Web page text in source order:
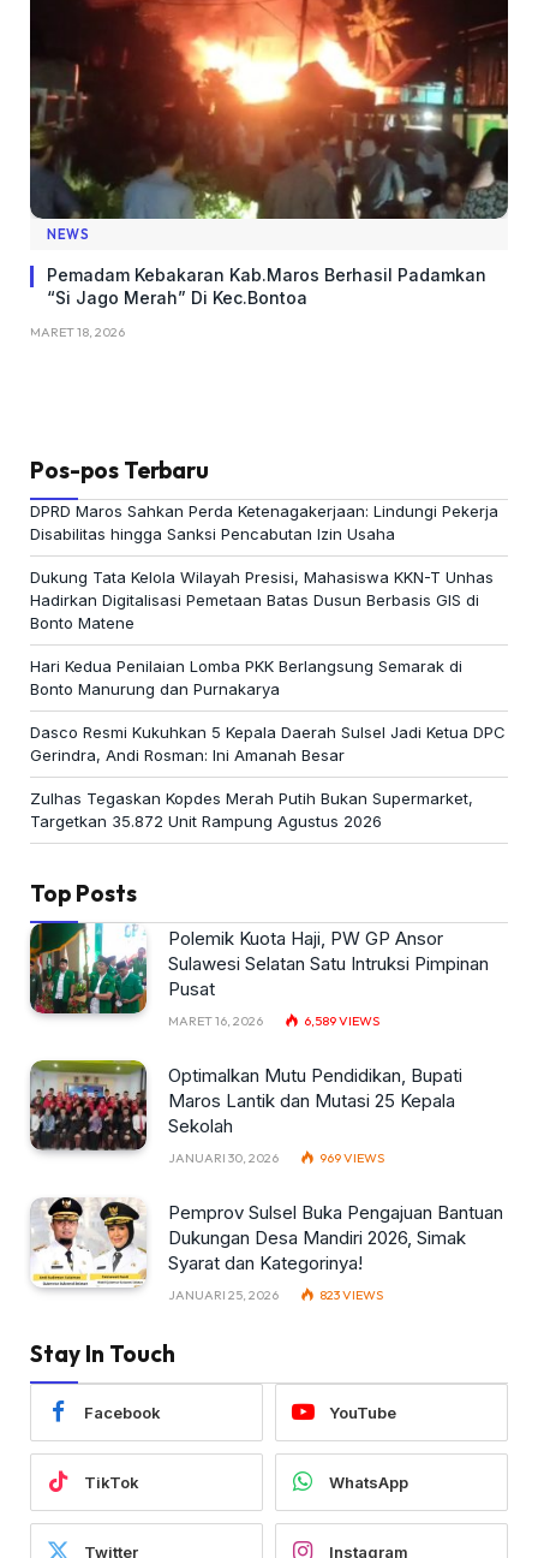
NEWS
Pemadam Kebakaran Kab.Maros Berhasil Padamkan
“Si Jago Merah” Di Kec.Bontoa
MARET 18, 2026
Pos-pos Terbaru
DPRD Maros Sahkan Perda Ketenagakerjaan: Lindungi Pekerja
Disabilitas hingga Sanksi Pencabutan Izin Usaha
Dukung Tata Kelola Wilayah Presisi, Mahasiswa KKN-T Unhas
Hadirkan Digitalisasi Pemetaan Batas Dusun Berbasis GIS di
Bonto Matene
Hari Kedua Penilaian Lomba PKK Berlangsung Semarak di
Bonto Manurung dan Purnakarya
Dasco Resmi Kukuhkan 5 Kepala Daerah Sulsel Jadi Ketua DPC
Gerindra, Andi Rosman: Ini Amanah Besar
Zulhas Tegaskan Kopdes Merah Putih Bukan Supermarket,
Targetkan 35.872 Unit Rampung Agustus 2026
Top Posts
Polemik Kuota Haji, PW GP Ansor
Sulawesi Selatan Satu Intruksi Pimpinan
Pusat
MARET 16, 2026 6,589VIEWS
Optimalkan Mutu Pendidikan, Bupati
Maros Lantik dan Mutasi 25 Kepala
Sekolah
JANUARI 30, 2026 969VIEWS
Pemprov Sulsel Buka Pengajuan Bantuan
Dukungan Desa Mandiri 2026, Simak
Syarat dan Kategorinya!
JANUARI 25, 2026 823VIEWS
Stay In Touch
Facebook YouTube
TikTok WhatsApp
Twitter Instagram